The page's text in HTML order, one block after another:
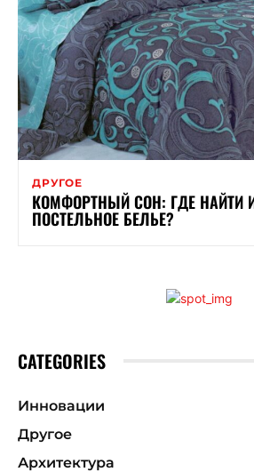
ДРУГОЕ
КОМФОРТНЫЙ СОН: ГДЕ НАЙТИ
ПОСТЕЛЬНОЕ БЕЛЬЕ?
CATEGORIES
Инновации
Другое
Архитектура